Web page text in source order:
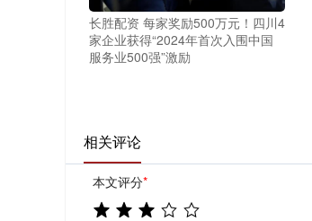
长胜配资 每家奖励500万元！四川4
家企业获得“2024年首次入围中国
服务业500强”激励
相关评论
本文评分*